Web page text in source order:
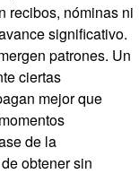
recibos, nóminas ni
significativo.
patrones. Un
ciertas
mejor que
de la
obtener sin